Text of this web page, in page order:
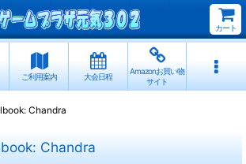
カート
ご利用案内 大会日程
Amazonお買い物
サイト
Chandra
Chandra